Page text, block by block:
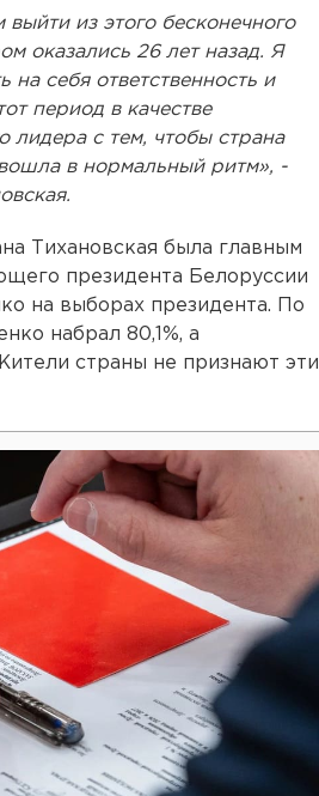
из этого бесконечного
оказались 26 лет назад. Я
на себя ответственность и
период в качестве
лидера с тем, чтобы страна
в нормальный ритм», -
Тихановская была главным
президента Белоруссии
на выборах президента. По
набрал 80,1%, а
страны не признают эти